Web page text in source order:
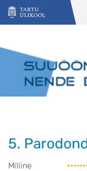
Liigu edasi põhisisu
5.
Milline